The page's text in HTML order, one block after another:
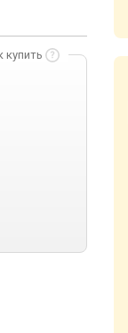
купить